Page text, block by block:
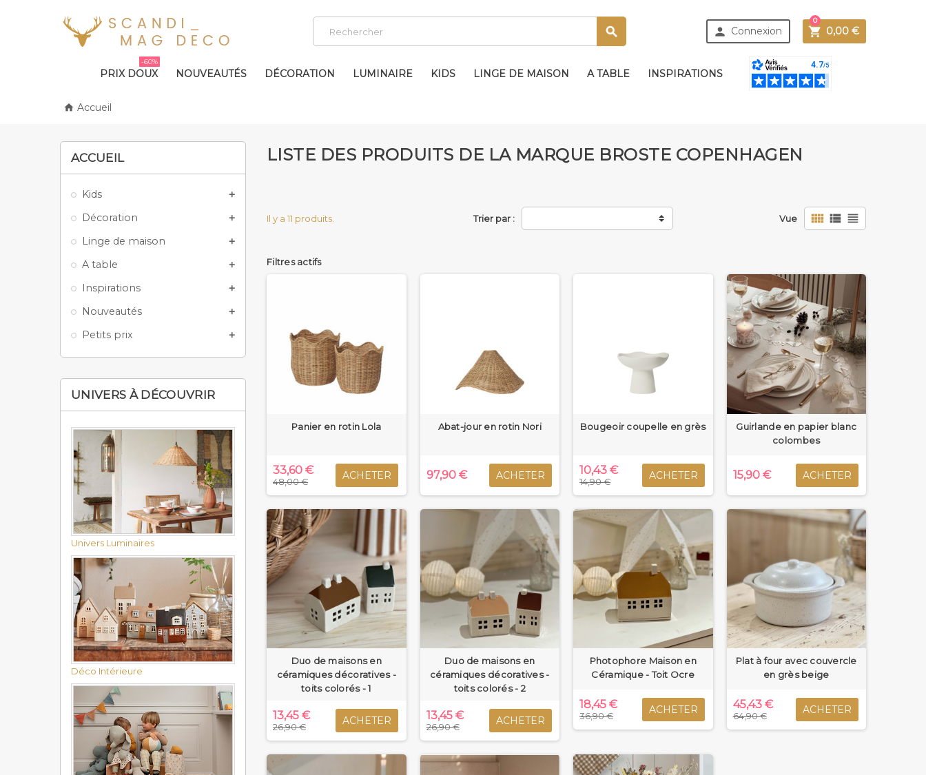
  Connexion  0,00 €
0
PRIX DOUX
-60%
NOUVEAUTÉS DÉCORATION LUMINAIRE KIDS LINGE DE MAISON A TABLE INSPIRATIONS
 Accueil
ACCUEIL
Kids 
Décoration 
Linge de maison 
A table 
Inspirations 
Nouveautés 
Petits prix 
UNIVERS À DÉCOUVRIR
Univers Luminaires
Déco Intérieure
LISTE DES PRODUITS DE LA MARQUE BROSTE COPENHAGEN
Il y a 11 produits. Trier par : Vue   
Filtres actifs
Panier en rotin Lola
33,60 €
48,00 €
ACHETER
Abat-jour en rotin Nori
97,90 € ACHETER
Bougeoir coupelle en grès
10,43 €
14,90 €
ACHETER
Guirlande en papier blanc
colombes
15,90 € ACHETER
Duo de maisons en
céramiques décoratives -
toits colorés - 1
13,45 €
26,90 €
ACHETER
Duo de maisons en
céramiques décoratives -
toits colorés - 2
13,45 €
26,90 €
ACHETER
Photophore Maison en
Céramique - Toit Ocre
18,45 €
36,90 €
ACHETER
Plat à four avec couvercle
en grès beige
45,43 €
64,90 €
ACHETER